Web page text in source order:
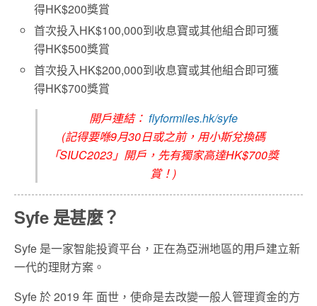
得HK$200獎賞
首次投入HK$100,000到收息寶或其他組合即可獲
得HK$500獎賞
首次投入HK$200,000到收息寶或其他組合即可獲
得HK$700獎賞
開戶連結： flyformiles.hk/syfe
(記得要喺9月30日或之前，用小斯兌換碼
「SIUC2023」開戶，先有獨家高達HK$700獎
賞！)
Syfe 是甚麼？
Syfe 是一家智能投資平台，正在為亞洲地區的用戶建立新
一代的理財方案。
Syfe 於 2019 年 面世，使命是去改變一般人管理資金的方